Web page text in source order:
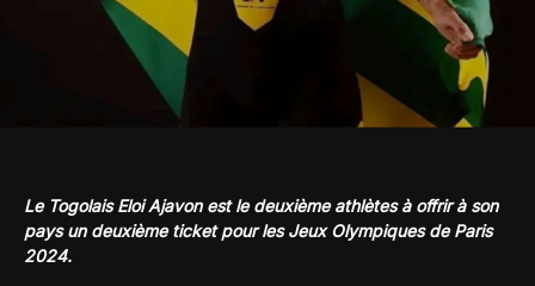
Le Togolais Eloi Ajavon est le deuxième athlètes à offrir à son
pays un deuxième ticket pour les Jeux Olympiques de Paris
2024.